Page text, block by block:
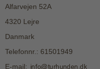
Alfarvejen 52A
4320 Lejre
Danmark
Telefonnr. : 61501949
E-mail: